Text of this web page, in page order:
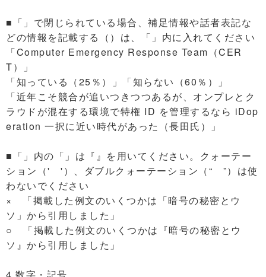
■「」で閉じられている場合、補足情報や話者表記な
どの情報を記載する（）は、「」内に入れてください
「Computer Emergency Response Team（CER
T）」
「知っている（25％）」「知らない（60％）」
「近年こそ競合が追いつきつつあるが、オンプレとク
ラウドが混在する環境で特権 ID を管理するなら iDop
eration 一択に近い時代があった（長田氏）」
■「」内の「」は『』を用いてください。クォーテー
ション（' '）、ダブルクォーテーション（“ ”）は使
わないでください
× 「掲載した例文のいくつかは「暗号の秘密とウ
ソ」から引用しました」
○ 「掲載した例文のいくつかは『暗号の秘密とウ
ソ』から引用しました」